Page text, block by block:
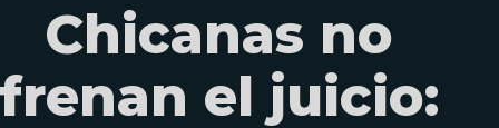
Chicanas no
frenan el juicio: